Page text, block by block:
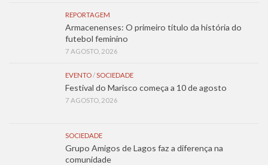
REPORTAGEM
Armacenenses: O primeiro título da história do
futebol feminino
7 AGOSTO, 2026
EVENTO / SOCIEDADE
Festival do Marisco começa a 10 de agosto
7 AGOSTO, 2026
SOCIEDADE
Grupo Amigos de Lagos faz a diferença na
comunidade